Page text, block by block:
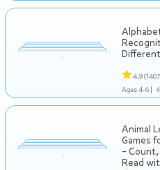
4.9
Ages 4-6 |
Animal
Games
–
Read